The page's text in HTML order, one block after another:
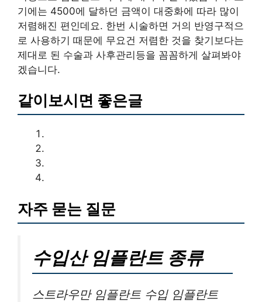
기에는 4500에 달하던 금액이 대중화에 따라 많이
저렴해진 편인데요. 한번 시술하면 거의 반영구적으
로 사용하기 때문에 무요건 저렴한 것을 찾기보다는
제대로 된 수술과 사후관리등을 꼼꼼하게 살펴봐야
겠습니다.
같이보시면 좋은글
자주 묻는 질문
수입산 임플란트 종류
스트라우만 임플란트 수입 임플란트